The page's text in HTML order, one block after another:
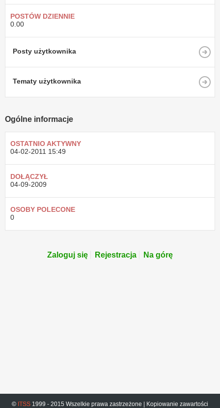
POSTÓW DZIENNIE
0.00
Posty użytkownika
Tematy użytkownika
Ogólne informacje
OSTATNIO AKTYWNY
04-02-2011 15:49
DOŁĄCZYŁ
04-09-2009
OSOBY POLECONE
0
Zaloguj się Rejestracja Na górę
© ITSS 1999 - 2015 Wszelkie prawa zastrzeżone | Kopiowanie zawartości